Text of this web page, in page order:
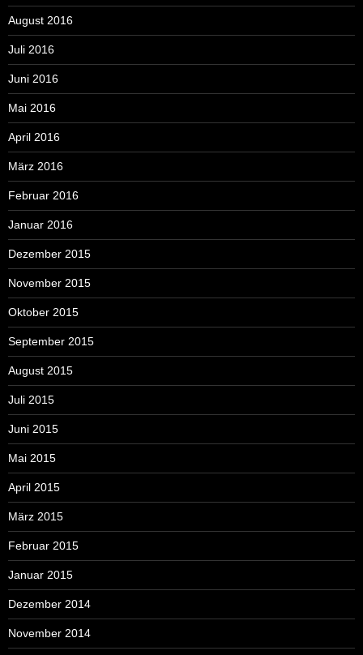
August 2016
Juli 2016
Juni 2016
Mai 2016
April 2016
März 2016
Februar 2016
Januar 2016
Dezember 2015
November 2015
Oktober 2015
September 2015
August 2015
Juli 2015
Juni 2015
Mai 2015
April 2015
März 2015
Februar 2015
Januar 2015
Dezember 2014
November 2014